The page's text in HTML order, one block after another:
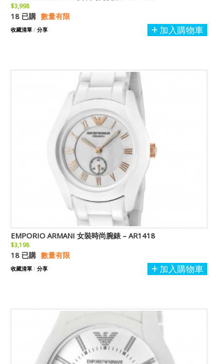
$3,998
18 已購 數量有限
加入購物車
收藏清單 / 分享
EMPORIO ARMANI 女裝時尚腕錶 – AR1418
$3,198
18 已購 數量有限
加入購物車
收藏清單 / 分享